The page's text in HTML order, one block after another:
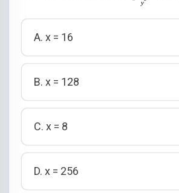
y
A. x = 16
B. x = 128
C. x = 8
D. x = 256